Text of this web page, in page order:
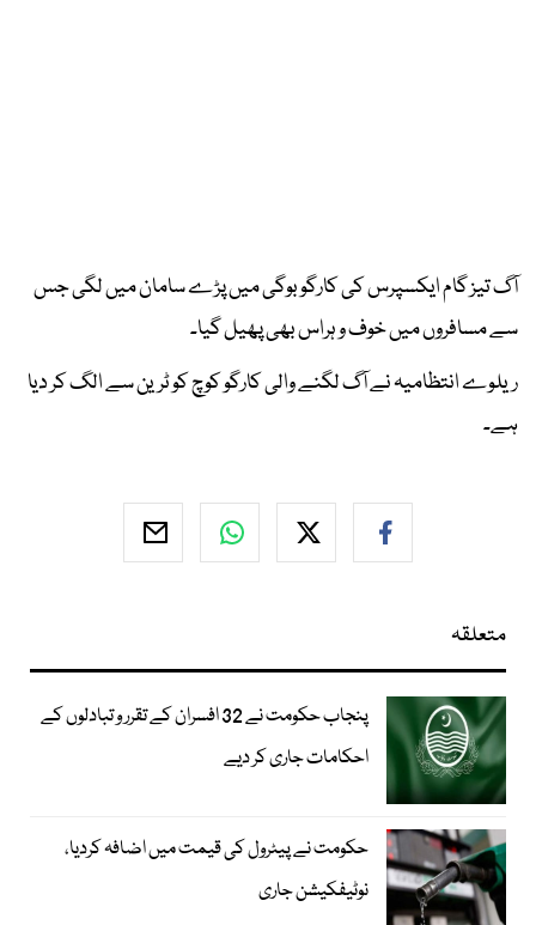
آگ تیز گام ایکسپرس کی کارگو بوگی میں پڑے سامان میں لگی جس
سے مسافروں میں خوف و ہراس بھی پھیل گیا۔
ریلوے انتظامیہ نے آگ لگنے والی کارگو کوچ کو ٹرین سے الگ کر دیا
ہے۔
متعلقہ
پنجاب حکومت نے 32 افسران کے تقرر و تبادلوں کے
احکامات جاری کر دیے
حکومت نے پیٹرول کی قیمت میں اضافہ کردیا،
نوٹیفکیشن جاری